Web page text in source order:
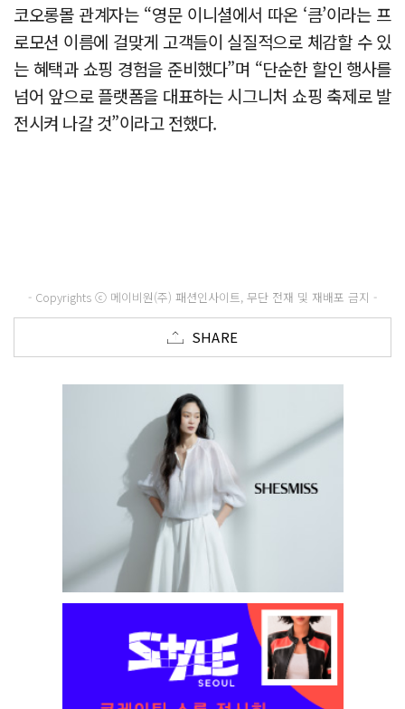
코오롱몰 관계자는 “영문 이니셜에서 따온 ‘큼’이라는 프
로모션 이름에 걸맞게 고객들이 실질적으로 체감할 수 있
는 혜택과 쇼핑 경험을 준비했다”며 “단순한 할인 행사를
넘어 앞으로 플랫폼을 대표하는 시그니처 쇼핑 축제로 발
전시켜 나갈 것”이라고 전했다.
- Copyrights ⓒ 메이비원(주) 패션인사이트, 무단 전재 및 재배포 금지 -
SHARE